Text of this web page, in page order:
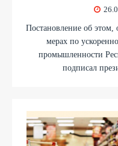
Постановление об этом,
мерах по
промышленности
подписал